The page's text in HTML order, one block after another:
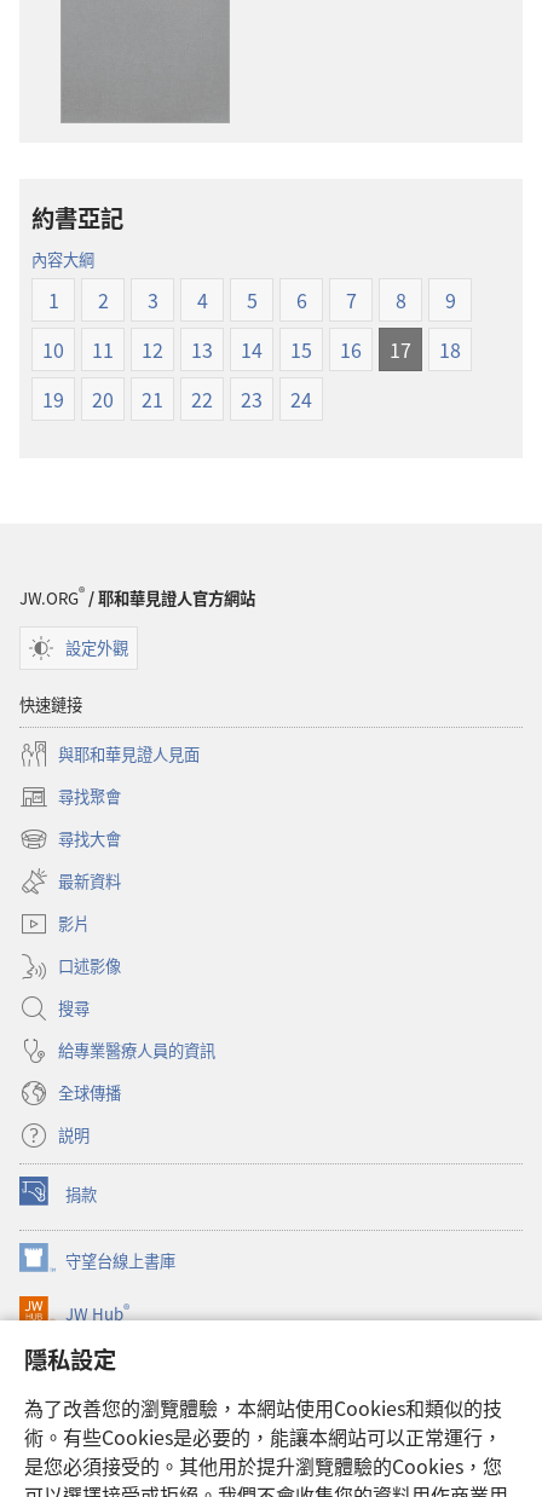
隱私設定
為了改善您的瀏覽體驗，本網站使用Cookies和類似的技
術。有些Cookies是必要的，能讓本網站可以正常運行，
是您必須接受的。其他用於提升瀏覽體驗的Cookies，您
新
界
譯
譯
約書亞記
內容大綱
1 2 3 4 5 6 7 8
9
10
11 12 13 14 15 16 17
18
19
20 21 22 23 24
JW.ORG® / 耶和華見證人官方網站
設定外觀
快速鏈接
與耶和華見證人見面
尋找聚會
（開
啟
新
視
窗）
尋找大會
（開
啟
新
視
最新資料
影片
口述影像
搜尋
給專業醫療人員的資訊
全球傳播
説明
捐款
（開
啟
新
視
窗）
守望台線上書庫
（開
啟
新
窗）
JW Hub®
（開
啟
新
視
窗）
JW Library®
Watchtower Library